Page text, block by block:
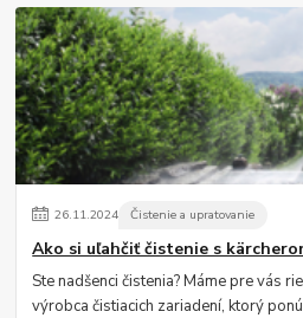
26.11.2024 Čistenie a upratovanie
Ako si uľahčiť čistenie s
Ste nadšenci čistenia? Máme pre vás
výrobca čistiacich zariadení, ktorý